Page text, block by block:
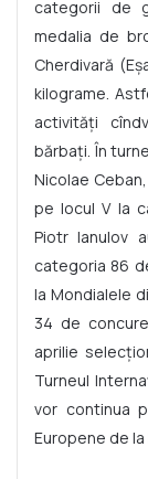
categorii de
medalia de
Cherdivară
kilograme.
activități
bărbați. În
Nicolae
pe locul V la
Piotr Ianulov
categoria 86
la Mondialele
34 de
aprilie
Turneul
vor continua
Europene de la